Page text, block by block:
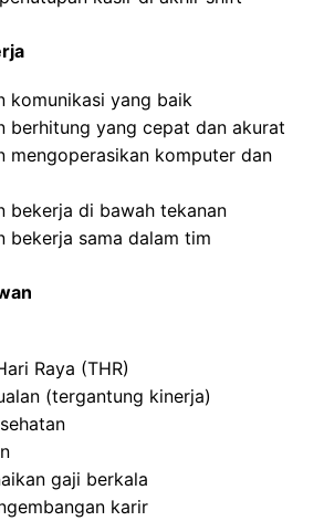
komunikasi yang baik
berhitung yang cepat dan akurat
mengoperasikan komputer dan
bekerja di bawah tekanan
bekerja sama dalam tim
Raya (THR)
(tergantung kinerja)
gaji berkala
karir